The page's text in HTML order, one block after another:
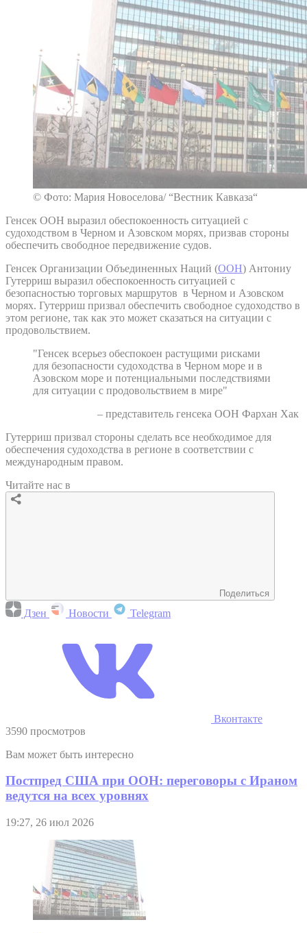
© Фото: Мария Новоселова/ “Вестник Кавказа“
Генсек ООН выразил обеспокоенность ситуацией с
судоходством в Черном и Азовском морях, призвав стороны
обеспечить свободное передвижение судов.
Генсек Организации Объединенных Наций (ООН) Антониу
Гутерриш выразил обеспокоенность ситуацией с
безопасностью торговых маршрутов в Черном и Азовском
морях. Гутерриш призвал обеспечить свободное судоходство в
этом регионе, так как это может сказаться на ситуации с
продовольствием.
"Генсек всерьез обеспокоен растущими рисками
для безопасности судоходства в Черном море и в
Азовском море и потенциальными последствиями
для ситуации с продовольствием в мире"
– представитель генсека ООН Фархан Хак
Гутерриш призвал стороны сделать все необходимое для
обеспечения судоходства в регионе в соответствии с
международным правом.
Читайте нас в
Поделиться
Дзен Новости Telegram
Вконтакте
3590 просмотров
Вам может быть интересно
Постпред США при ООН: переговоры с Ираном
ведутся на всех уровнях
19:27, 26 июл 2026